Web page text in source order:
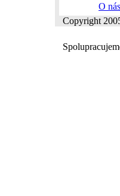
O nás
Copyright